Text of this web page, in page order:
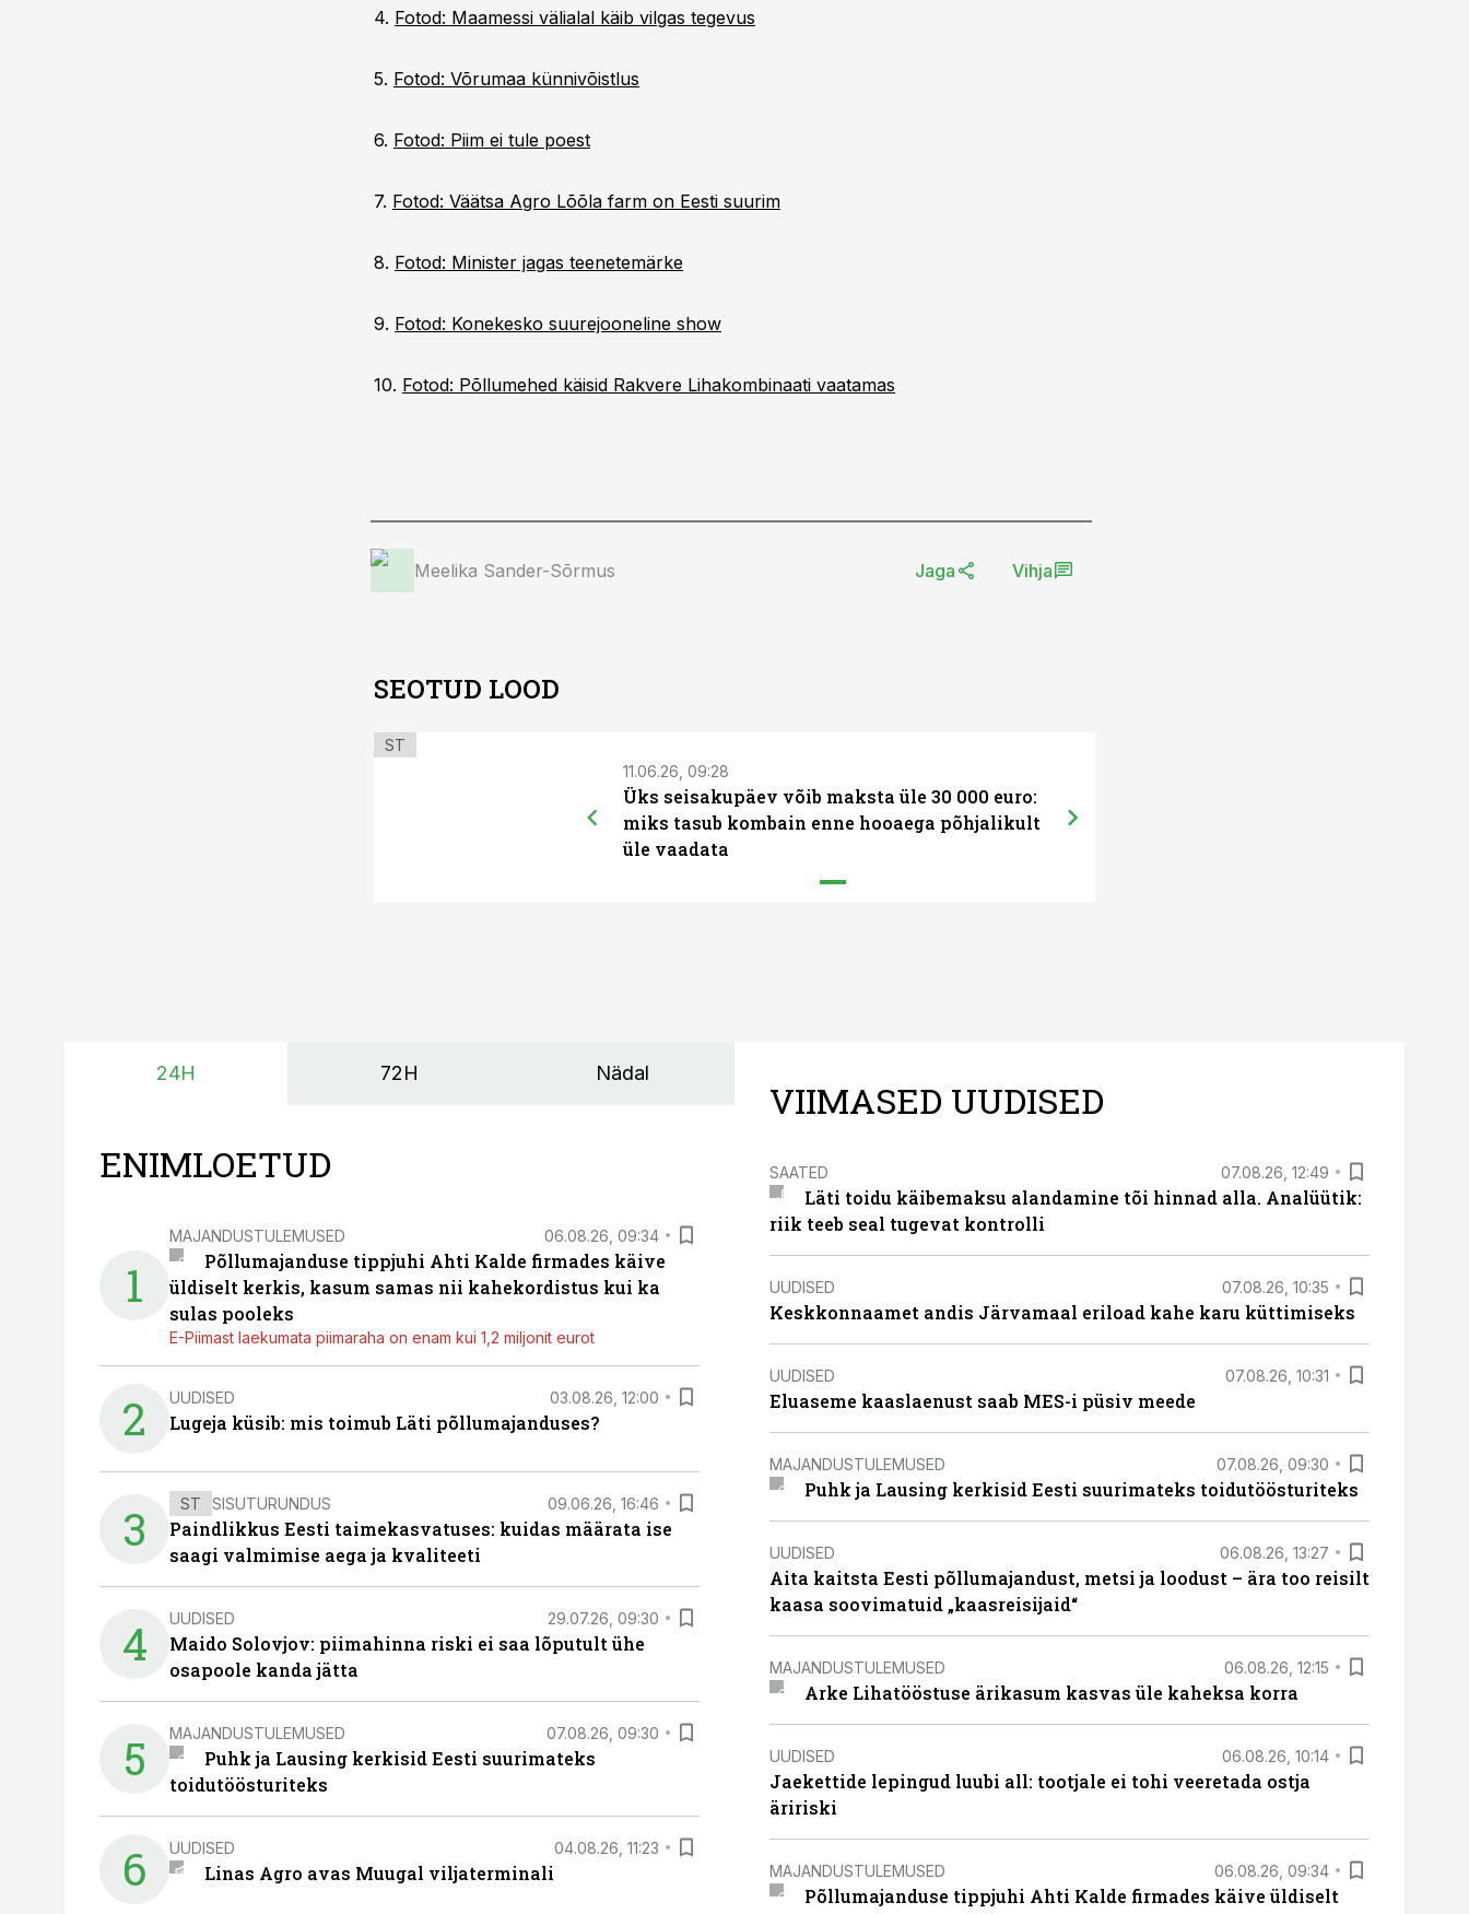
4. Fotod: Maamessi välialal käib vilgas tegevus
5. Fotod: Võrumaa künnivõistlus
6. Fotod: Piim ei tule poest
7. Fotod: Väätsa Agro Lõõla farm on Eesti suurim
8. Fotod: Minister jagas teenetemärke
9. Fotod: Konekesko suurejooneline show
10. Fotod: Põllumehed käisid Rakvere Lihakombinaati vaatamas
Meelika Sander-Sõrmus Jaga Vihja
SEOTUD LOOD
ST
11.06.26, 09:28
Üks seisakupäev võib maksta üle 30 000 euro:
miks tasub kombain enne hooaega põhjalikult
üle vaadata
24H 72H Nädal
ENIMLOETUD
1
MAJANDUSTULEMUSED 06.08.26, 09:34
Põllumajanduse tippjuhi Ahti Kalde firmades käive
üldiselt kerkis, kasum samas nii kahekordistus kui ka
sulas pooleks
E-Piimast laekumata piimaraha on enam kui 1,2 miljonit eurot
2 UUDISED 03.08.26, 12:00
Lugeja küsib: mis toimub Läti põllumajanduses?
3 ST SISUTURUNDUS 09.06.26, 16:46
Paindlikkus Eesti taimekasvatuses: kuidas määrata ise
saagi valmimise aega ja kvaliteeti
4 UUDISED 29.07.26, 09:30
Maido Solovjov: piimahinna riski ei saa lõputult ühe
osapoole kanda jätta
5 MAJANDUSTULEMUSED 07.08.26, 09:30
Puhk ja Lausing kerkisid Eesti suurimateks
toidutöösturiteks
6 UUDISED 04.08.26, 11:23
Linas Agro avas Muugal viljaterminali
VIIMASED UUDISED
SAATED 07.08.26, 12:49
Läti toidu käibemaksu alandamine tõi hinnad alla. Analüütik:
riik teeb seal tugevat kontrolli
UUDISED 07.08.26, 10:35
Keskkonnaamet andis Järvamaal eriload kahe karu küttimiseks
UUDISED 07.08.26, 10:31
Eluaseme kaaslaenust saab MES-i püsiv meede
MAJANDUSTULEMUSED 07.08.26, 09:30
Puhk ja Lausing kerkisid Eesti suurimateks toidutöösturiteks
UUDISED 06.08.26, 13:27
Aita kaitsta Eesti põllumajandust, metsi ja loodust – ära too reisilt
kaasa soovimatuid „kaasreisijaid“
MAJANDUSTULEMUSED 06.08.26, 12:15
Arke Lihatööstuse ärikasum kasvas üle kaheksa korra
UUDISED 06.08.26, 10:14
Jaekettide lepingud luubi all: tootjale ei tohi veeretada ostja
äririski
MAJANDUSTULEMUSED 06.08.26, 09:34
Põllumajanduse tippjuhi Ahti Kalde firmades käive üldiselt